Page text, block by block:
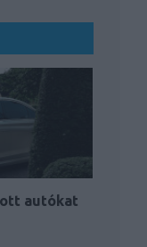
autókat